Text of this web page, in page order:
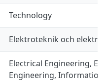
Technology
Elektroteknik och
Electrical Engineering,
Engineering,